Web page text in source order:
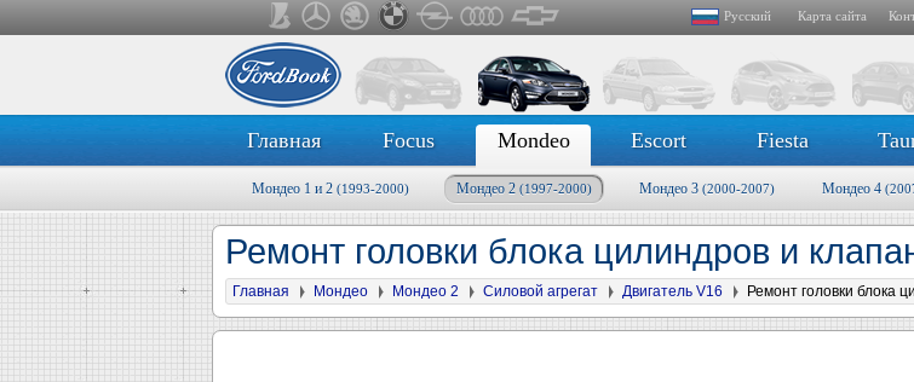
Русский Карта сайта
Главная Focus Mondeo Escort Fiesta
Мондео 1 и 2 (1993-2000) Мондео 2 (1997-2000) Мондео 3 (2000-2007) Мондео 4
Ремонт головки блока цилиндров и
Главная Мондео Мондео 2 Силовой агрегат Двигатель V16 Ремонт головки блока